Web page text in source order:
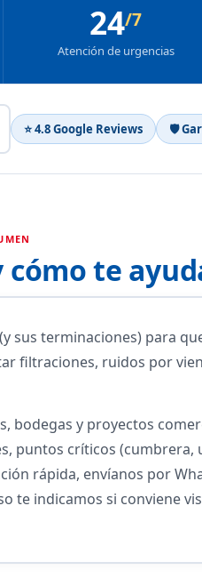
24/7
Atención de urgencias
⭐ 4.8 Google Reviews 🛡
cómo te
sus terminaciones) para
filtraciones, ruidos por
bodegas y proyectos
puntos críticos (cumbrera,
rápida, envíanos por
te indicamos si conviene